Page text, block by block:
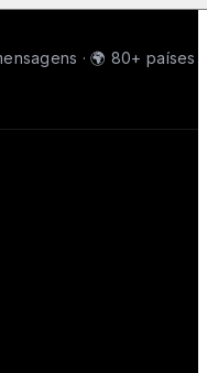
· 🌍 80+ países